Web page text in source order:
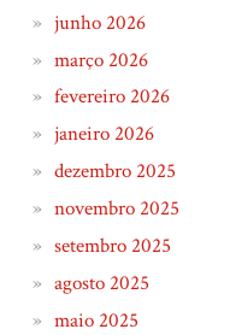
junho 2026
março 2026
fevereiro 2026
janeiro 2026
dezembro 2025
novembro 2025
setembro 2025
agosto 2025
maio 2025